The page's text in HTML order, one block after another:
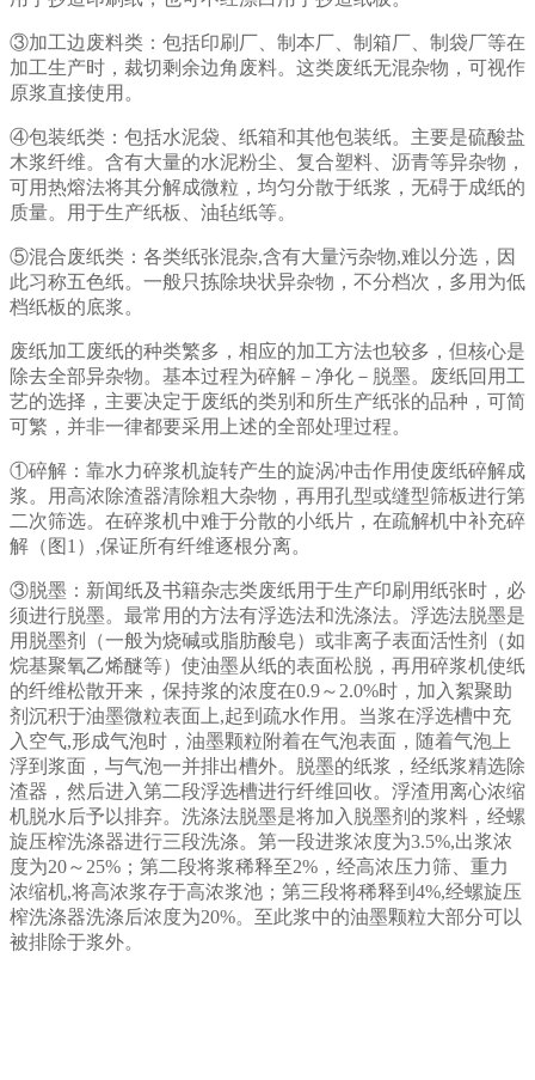
③加工边废料类：包括印刷厂、制本厂、制箱厂、制袋厂等在
加工生产时，裁切剩余边角废料。这类废纸无混杂物，可视作
原浆直接使用。
④包装纸类：包括水泥袋、纸箱和其他包装纸。主要是硫酸盐
木浆纤维。含有大量的水泥粉尘、复合塑料、沥青等异杂物，
可用热熔法将其分解成微粒，均匀分散于纸浆，无碍于成纸的
质量。用于生产纸板、油毡纸等。
⑤混合废纸类：各类纸张混杂,含有大量污杂物,难以分选，因
此习称五色纸。一般只拣除块状异杂物，不分档次，多用为低
档纸板的底浆。
废纸加工废纸的种类繁多，相应的加工方法也较多，但核心是
除去全部异杂物。基本过程为碎解－净化－脱墨。废纸回用工
艺的选择，主要决定于废纸的类别和所生产纸张的品种，可简
可繁，并非一律都要采用上述的全部处理过程。
①碎解：靠水力碎浆机旋转产生的旋涡冲击作用使废纸碎解成
浆。用高浓除渣器清除粗大杂物，再用孔型或缝型筛板进行第
二次筛选。在碎浆机中难于分散的小纸片，在疏解机中补充碎
解（图1）,保证所有纤维逐根分离。
③脱墨：新闻纸及书籍杂志类废纸用于生产印刷用纸张时，必
须进行脱墨。最常用的方法有浮选法和洗涤法。浮选法脱墨是
用脱墨剂（一般为烧碱或脂肪酸皂）或非离子表面活性剂（如
烷基聚氧乙烯醚等）使油墨从纸的表面松脱，再用碎浆机使纸
的纤维松散开来，保持浆的浓度在0.9～2.0%时，加入絮聚助
剂沉积于油墨微粒表面上,起到疏水作用。当浆在浮选槽中充
入空气,形成气泡时，油墨颗粒附着在气泡表面，随着气泡上
浮到浆面，与气泡一并排出槽外。脱墨的纸浆，经纸浆精选除
渣器，然后进入第二段浮选槽进行纤维回收。浮渣用离心浓缩
机脱水后予以排弃。洗涤法脱墨是将加入脱墨剂的浆料，经螺
旋压榨洗涤器进行三段洗涤。第一段进浆浓度为3.5%,出浆浓
度为20～25%；第二段将浆稀释至2%，经高浓压力筛、重力
浓缩机,将高浓浆存于高浓浆池；第三段将稀释到4%,经螺旋压
榨洗涤器洗涤后浓度为20%。至此浆中的油墨颗粒大部分可以
被排除于浆外。